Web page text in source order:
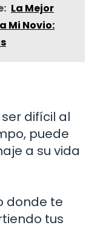
La Mejor
Mi Novio:
difícil al
puede
a su vida
donde te
tus